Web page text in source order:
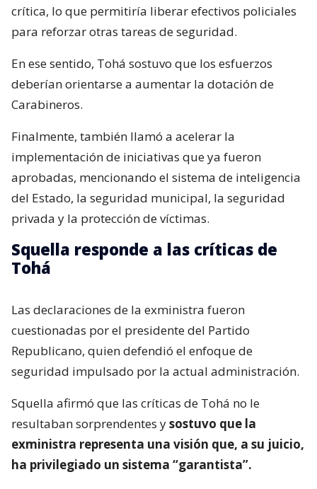
crítica, lo que permitiría liberar efectivos policiales
para reforzar otras tareas de seguridad.
En ese sentido, Tohá sostuvo que los esfuerzos
deberían orientarse a aumentar la dotación de
Carabineros.
Finalmente, también llamó a acelerar la
implementación de iniciativas que ya fueron
aprobadas, mencionando el sistema de inteligencia
del Estado, la seguridad municipal, la seguridad
privada y la protección de víctimas.
Squella responde a las críticas de
Tohá
Las declaraciones de la exministra fueron
cuestionadas por el presidente del Partido
Republicano, quien defendió el enfoque de
seguridad impulsado por la actual administración.
Squella afirmó que las críticas de Tohá no le
resultaban sorprendentes ysostuvo que la
exministra representa una visión que, a su juicio,
ha privilegiado un sistema “garantista”.